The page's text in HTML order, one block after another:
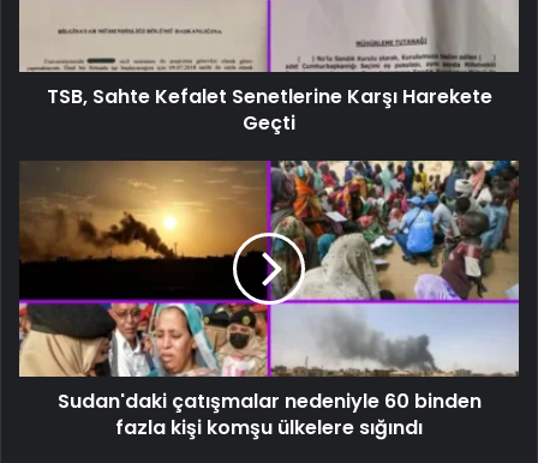
TSB, Sahte Kefalet Senetlerine Karşı Harekete
Geçti
Sudan'daki çatışmalar nedeniyle 60 binden
fazla kişi komşu ülkelere sığındı